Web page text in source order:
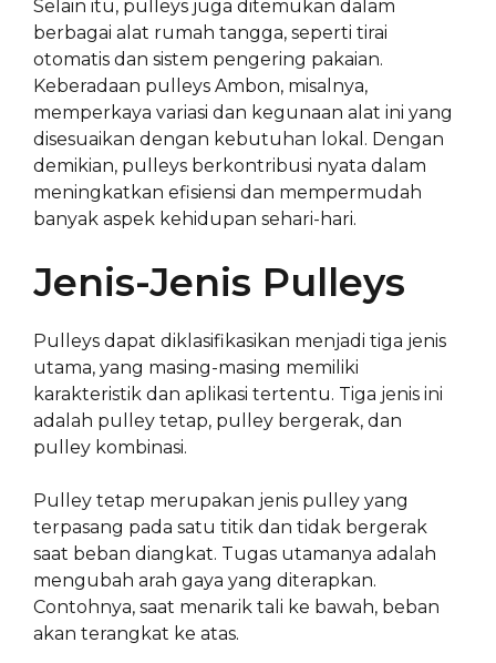
Selain itu, pulleys juga ditemukan dalam
berbagai alat rumah tangga, seperti tirai
otomatis dan sistem pengering pakaian.
Keberadaan pulleys Ambon, misalnya,
memperkaya variasi dan kegunaan alat ini yang
disesuaikan dengan kebutuhan lokal. Dengan
demikian, pulleys berkontribusi nyata dalam
meningkatkan efisiensi dan mempermudah
banyak aspek kehidupan sehari-hari.
Jenis-Jenis Pulleys
Pulleys dapat diklasifikasikan menjadi tiga jenis
utama, yang masing-masing memiliki
karakteristik dan aplikasi tertentu. Tiga jenis ini
adalah pulley tetap, pulley bergerak, dan
pulley kombinasi.
Pulley tetap merupakan jenis pulley yang
terpasang pada satu titik dan tidak bergerak
saat beban diangkat. Tugas utamanya adalah
mengubah arah gaya yang diterapkan.
Contohnya, saat menarik tali ke bawah, beban
akan terangkat ke atas.